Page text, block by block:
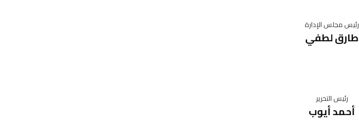
رئيس مجلس الإدارة
طارق لطفي
رئيس التحرير
أحمد أيوب